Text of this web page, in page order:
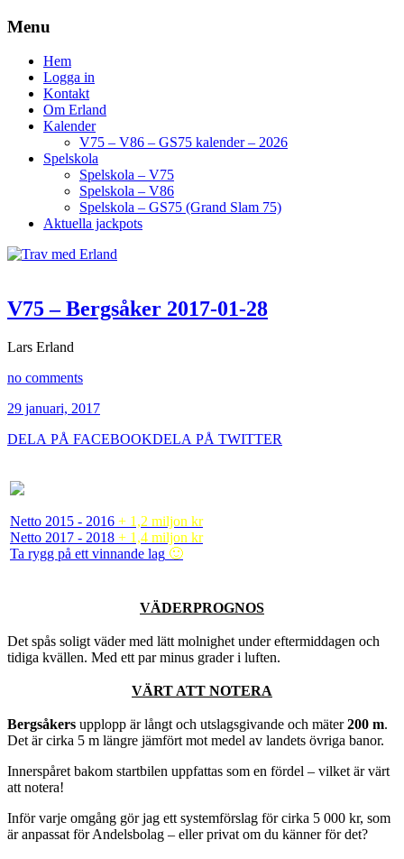
Menu
Hem
Logga in
Kontakt
Om Erland
Kalender
V75 – V86 – GS75 kalender – 2026
Spelskola
Spelskola – V75
Spelskola – V86
Spelskola – GS75 (Grand Slam 75)
Aktuella jackpots
V75 – Bergsåker 2017-01-28
Lars Erland
no comments
29 januari, 2017
DELA PÅ FACEBOOKDELA PÅ TWITTER
Netto 2015 - 2016 + 1,2 miljon kr
Netto 2017 - 2018 + 1,4 miljon kr
Ta rygg på ett vinnande lag 🙂
VÄDERPROGNOS
Det spås soligt väder med lätt molnighet under eftermiddagen och
tidiga kvällen. Med ett par minus grader i luften.
VÄRT ATT NOTERA
Bergsåkers upplopp är långt och utslagsgivande och mäter200 m.
Det är cirka 5 m längre jämfört mot medel av landets övriga banor.
Innerspåret bakom startbilen uppfattas som en fördel – vilket är värt
att notera!
Inför varje omgång gör jag ett systemförslag för cirka 5 000 kr, som
är anpassat för Andelsbolag – eller privat om du känner för det?